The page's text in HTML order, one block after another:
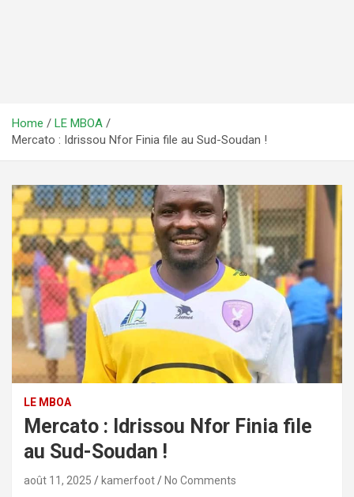
Home
LE MBOA
Mercato : Idrissou Nfor Finia file au Sud-Soudan !
LE MBOA
Mercato : Idrissou Nfor Finia file
au Sud-Soudan !
août 11, 2025 kamerfoot No Comments